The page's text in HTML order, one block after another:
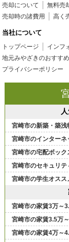
売却について 無料売
売却時の諸費用
高く
当社について
トップページ インフ
地元みやざきのおすすめ
プライバシーポリシー
宮崎市の新築・築浅
宮崎市のインターネ
宮崎市の宅配ボック
宮崎市のセキュリテ
宮崎市の学生オスス
宮崎市の家賃3万～
宮崎市の家賃3.5万
宮崎市の家賃4万～